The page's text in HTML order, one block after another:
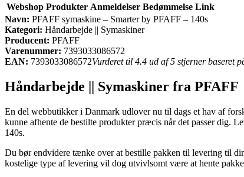
Webshop Produkter Anmeldelser Bedømmelse Link
Navn: PFAFF symaskine – Smarter by PFAFF – 140s
Kategori: Håndarbejde || Symaskiner
Producent: PFAFF
Varenummer: 7393033086572
EAN: 7393033086572Vurderet til 4.4 ud af 5 stjerner baseret
Håndarbejde || Symaskiner fra PFAFF
En del webbutikker i Danmark udlover nu til dags et hav af
kunne afhente de bestilte produkter præcis når det passer dig.
140s.
Du bør endvidere tænke over at bestille pakken til levering til
kostelige type af levering vil dog utvivlsomt være at hente